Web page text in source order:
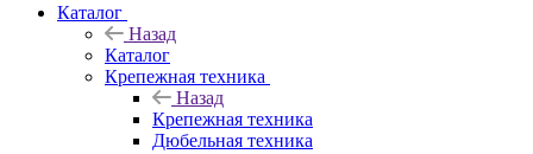
Каталог
Назад
Каталог
Крепежная техника
Назад
Крепежная техника
Дюбельная техника